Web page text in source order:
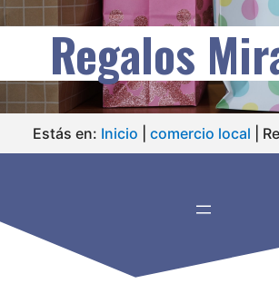
Regalos
Estás en: Inicio comercio local